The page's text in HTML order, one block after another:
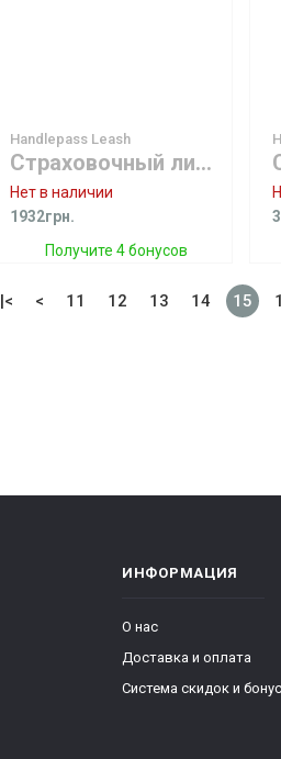
Handlepass Leash
Страховочный лиш Handlepass Leash RED
Нет в наличии
1932грн.
Получите 4 бонусов
|< < 11 12 13 14 15
ИНФОРМАЦИЯ
О нас
Доставка и оплата
Система скидок и